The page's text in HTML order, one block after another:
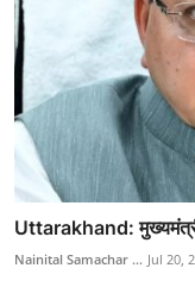
Uttarakhand:
Nainital Samachar ... Jul 20,